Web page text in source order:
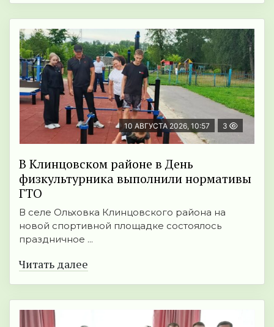
10 АВГУСТА 2026, 10:57 3
В Клинцовском районе в День
физкультурника выполнили нормативы
ГТО
В селе Ольховка Клинцовского района на
новой спортивной площадке состоялось
праздничное ...
Читать далее